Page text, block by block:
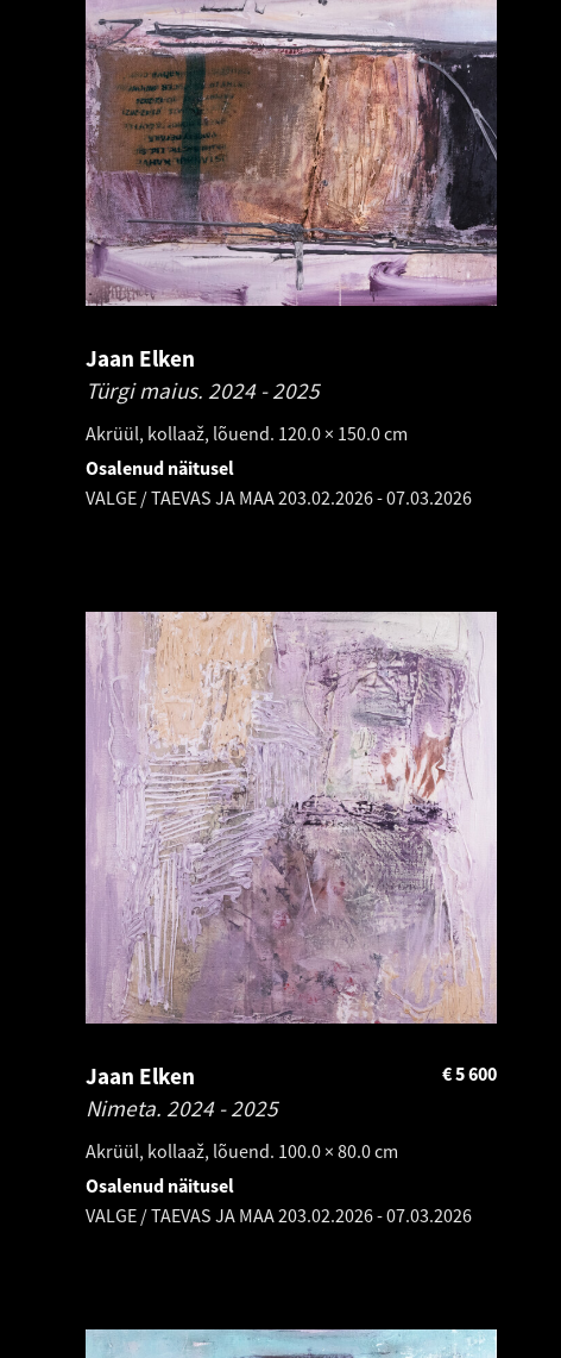
Jaan Elken
Türgi maius. 2024 - 2025
Akrüül, kollaaž, lõuend. 120.0 × 150.0 cm
Osalenud näitusel
VALGE / TAEVAS JA MAA 203.02.2026-07.03.2026
Jaan Elken
Nimeta. 2024 - 2025
Akrüül, kollaaž, lõuend. 100.0 × 80.0 cm
5 600
€
Osalenud näitusel
VALGE / TAEVAS JA MAA 203.02.2026-07.03.2026